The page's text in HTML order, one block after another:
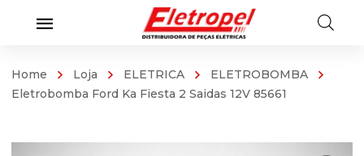
Home Loja ELETRICA
ELETROBOMBA
Eletrobomba Ford Ka Fiesta 2 Saidas 12V 85661